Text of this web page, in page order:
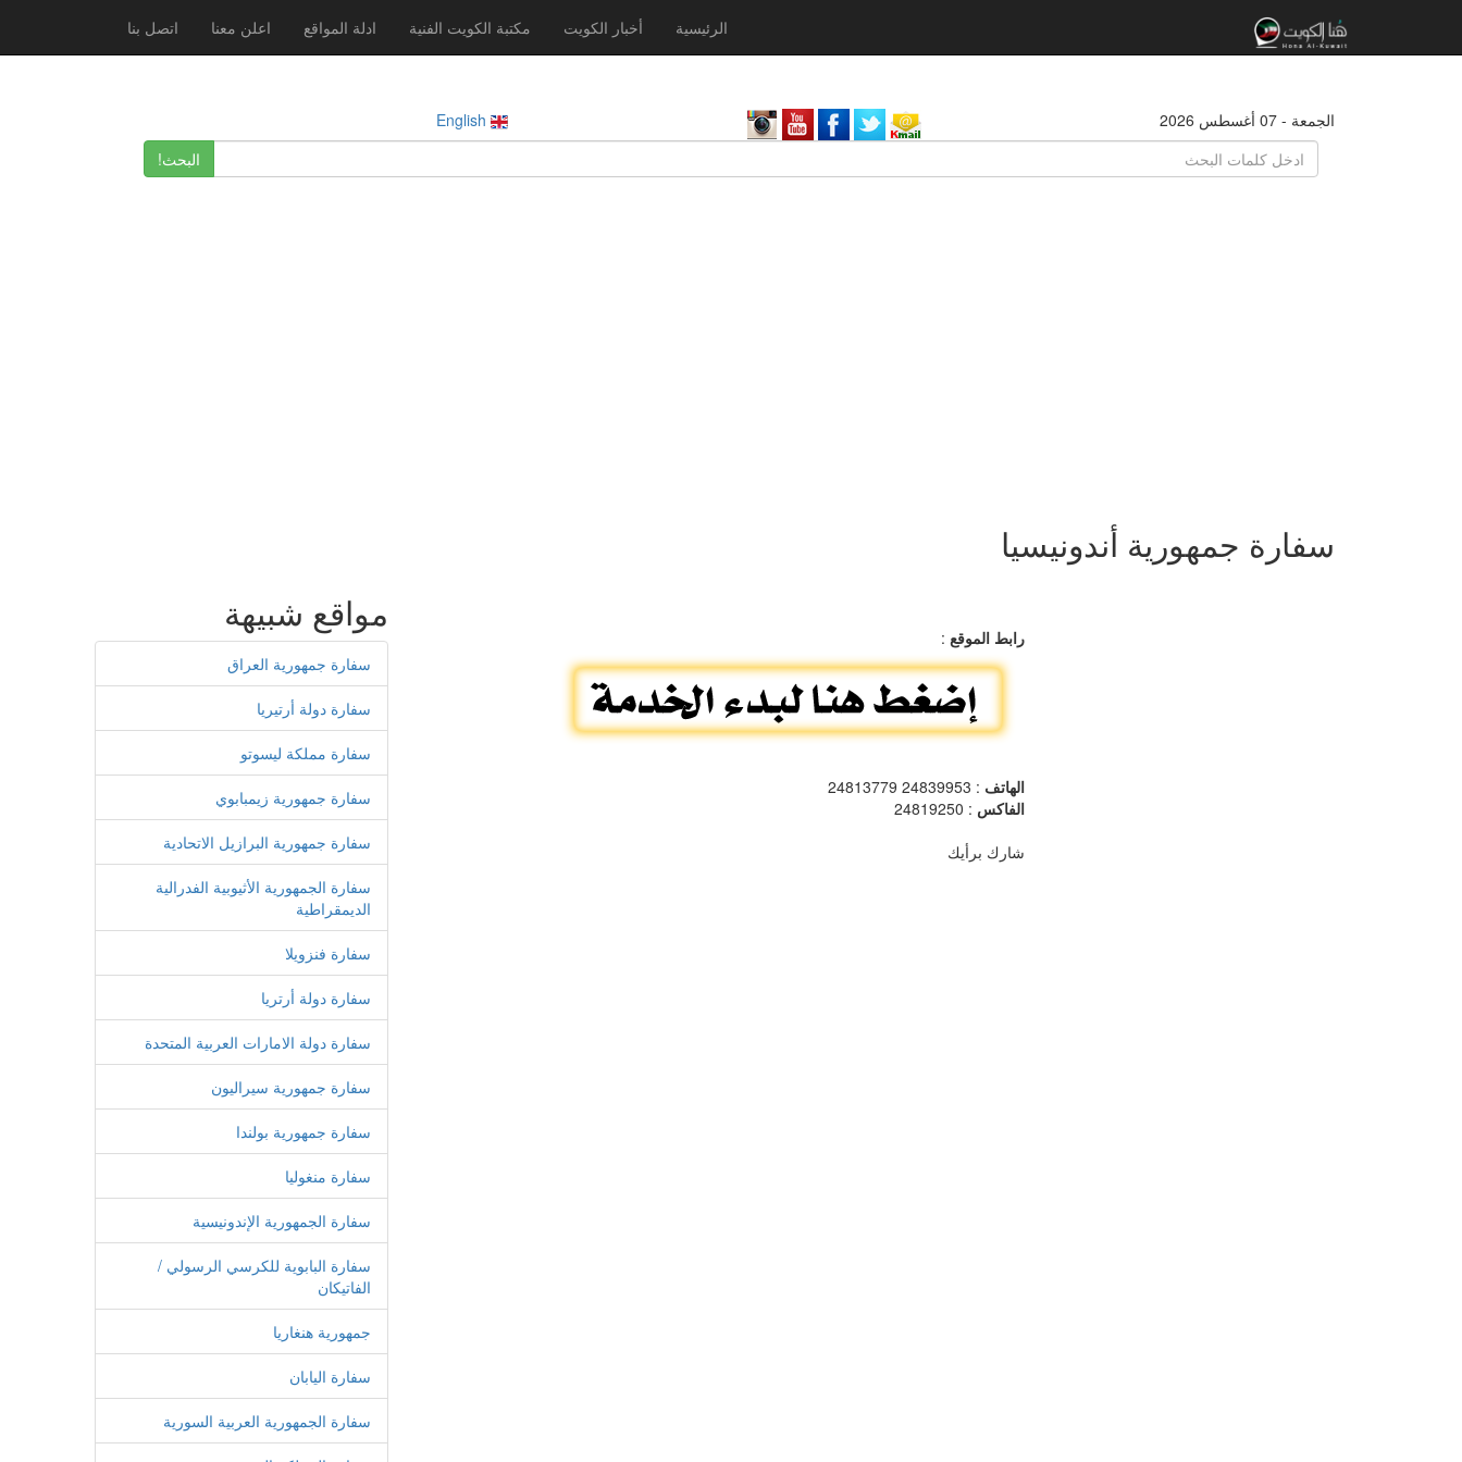
الرئيسية أخبار الكويت مكتبة الكويت الفنية ادلة المواقع اعلن معنا اتصل بنا
الجمعة - 07 أغسطس 2026
البحث!
سفارة جمهورية أندونيسيا
رابط الموقع :
الهاتف : 24839953 24813779
الفاكس : 24819250
شارك برأيك
مواقع شبيهة
سفارة جمهورية العراق
سفارة دولة أرتيريا
سفارة مملكة ليسوتو
سفارة جمهورية زيمبابوي
سفارة جمهورية البرازيل الاتحادية
سفارة الجمهورية الأثيوبية الفدرالية
الديمقراطية
سفارة فنزويلا
سفارة دولة أرتريا
سفارة دولة الامارات العربية المتحدة
سفارة جمهورية سيراليون
سفارة جمهورية بولندا
سفارة منغوليا
سفارة الجمهورية الإندونيسية
سفارة البابوية للكرسي الرسولي /
الفاتيكان
جمهورية هنغاريا
سفارة اليابان
سفارة الجمهورية العربية السورية